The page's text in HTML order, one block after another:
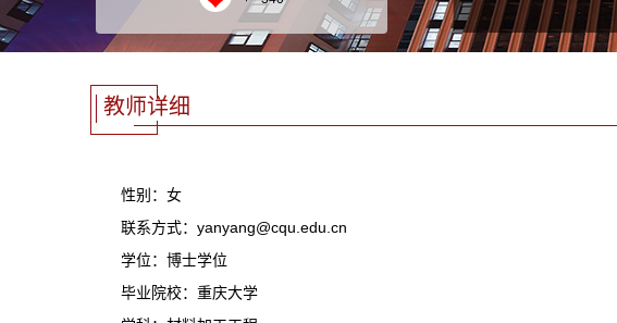
教师详细
性别：女
联系方式：yanyang@cqu.edu.cn
学位：博士学位
毕业院校：重庆大学